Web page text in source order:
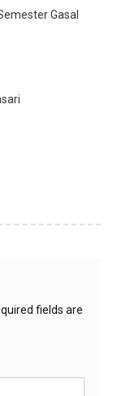
Gasal
fields are